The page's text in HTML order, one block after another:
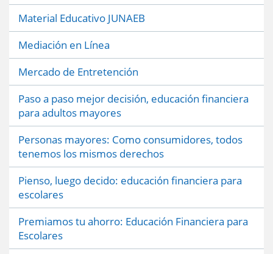
Material Educativo JUNAEB
Mediación en Línea
Mercado de Entretención
Paso a paso mejor decisión, educación financiera
para adultos mayores
Personas mayores: Como consumidores, todos
tenemos los mismos derechos
Pienso, luego decido: educación financiera para
escolares
Premiamos tu ahorro: Educación Financiera para
Escolares